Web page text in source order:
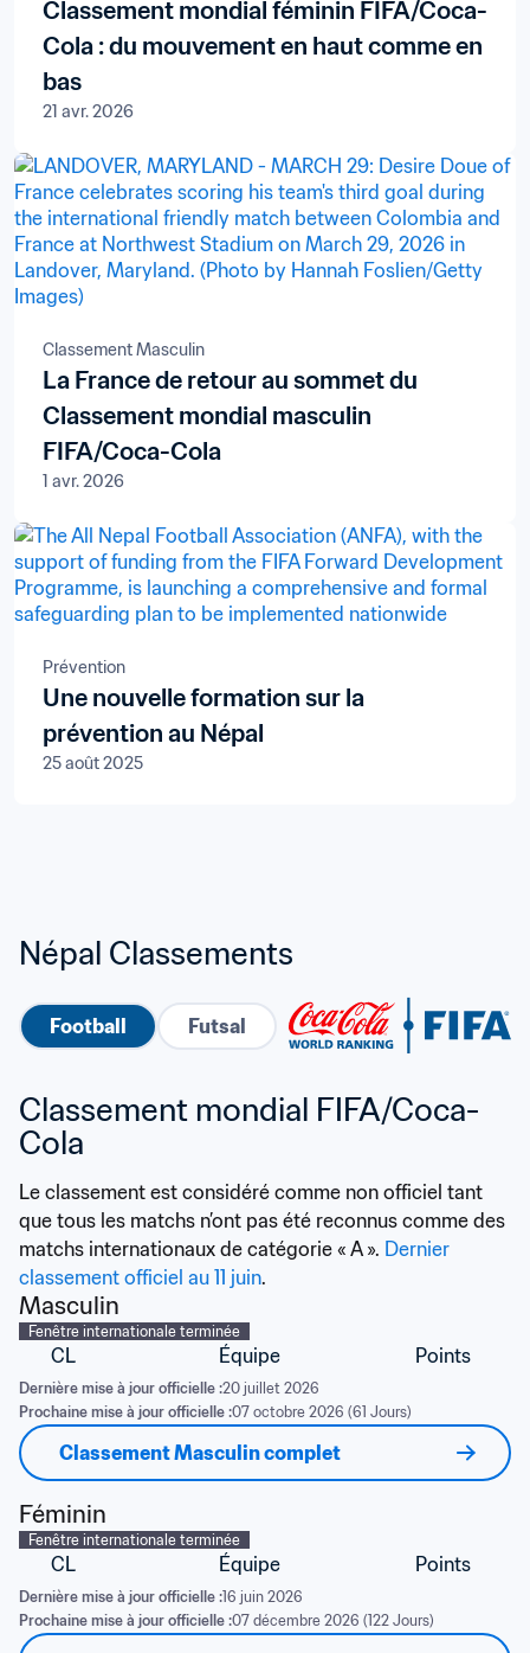
Classement mondial féminin FIFA/Coca-
Cola : du mouvement en haut comme en
bas
21 avr. 2026
Classement Masculin
La France de retour au sommet du
Classement mondial masculin
FIFA/Coca-Cola
1 avr. 2026
Prévention
Une nouvelle formation sur la
prévention au Népal
25 août 2025
Népal Classements
Football Futsal
Classement mondial FIFA/Coca-
Cola
Le classement est considéré comme non officiel tant
que tous les matchs n’ont pas été reconnus comme des
matchs internationaux de catégorie « A ». Dernier
classement officiel au 11 juin.
Masculin
Fenêtre internationale terminée
CL Équipe Points
Dernière mise à jour officielle :20 juillet 2026
Prochaine mise à jour officielle :07 octobre 2026 (61 Jours)
Classement Masculin complet
Féminin
Fenêtre internationale terminée
CL Équipe Points
Dernière mise à jour officielle :16 juin 2026
Prochaine mise à jour officielle :07 décembre 2026 (122 Jours)